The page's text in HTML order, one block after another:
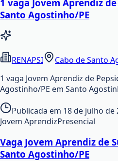
1 vaga Jovem Aprendiz
Santo Agostinho/PE
RENAPSI
Cabo de Santo
1 vaga Jovem Aprendiz de
Agostinho/PE em Santo
Publicada em 18 de julho de
Jovem AprendizPresencial
Vaga Jovem Aprendiz de
Santo Agostinho/PE